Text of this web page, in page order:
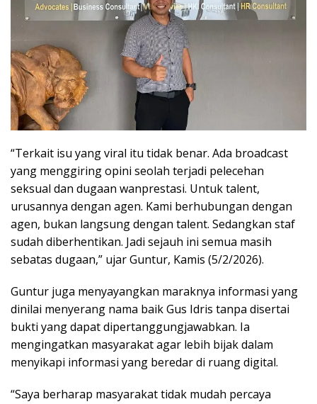
“Terkait isu yang viral itu tidak benar. Ada broadcast
yang menggiring opini seolah terjadi pelecehan
seksual dan dugaan wanprestasi. Untuk talent,
urusannya dengan agen. Kami berhubungan dengan
agen, bukan langsung dengan talent. Sedangkan staf
sudah diberhentikan. Jadi sejauh ini semua masih
sebatas dugaan,” ujar Guntur, Kamis (5/2/2026).
Guntur juga menyayangkan maraknya informasi yang
dinilai menyerang nama baik Gus Idris tanpa disertai
bukti yang dapat dipertanggungjawabkan. Ia
mengingatkan masyarakat agar lebih bijak dalam
menyikapi informasi yang beredar di ruang digital.
“Saya berharap masyarakat tidak mudah percaya